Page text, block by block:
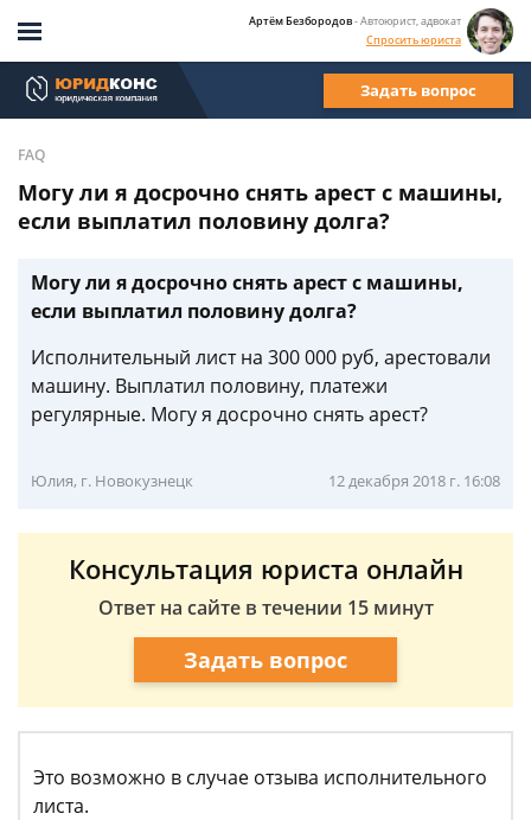
Артём Безбородов- Автоюрист, адвокат
Спросить юриста
Задать вопрос
FAQ
Могу ли я досрочно снять арест с машины,
если выплатил половину долга?
Могу ли я досрочно снять арест с машины,
если выплатил половину долга?
Исполнительный лист на 300 000 руб, арестовали
машину. Выплатил половину, платежи
регулярные. Могу я досрочно снять арест?
Юлия, г. Новокузнецк 12 декабря 2018 г. 16:08
Консультация юриста онлайн
Ответ на сайте в течении 15 минут
Задать вопрос
Это возможно в случае отзыва исполнительного
листа.